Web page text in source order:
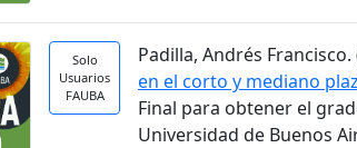
Solo
Usuarios
FAUBA
Padilla, Andrés Francisco.
en el corto y mediano
Final para obtener el
Universidad de Buenos